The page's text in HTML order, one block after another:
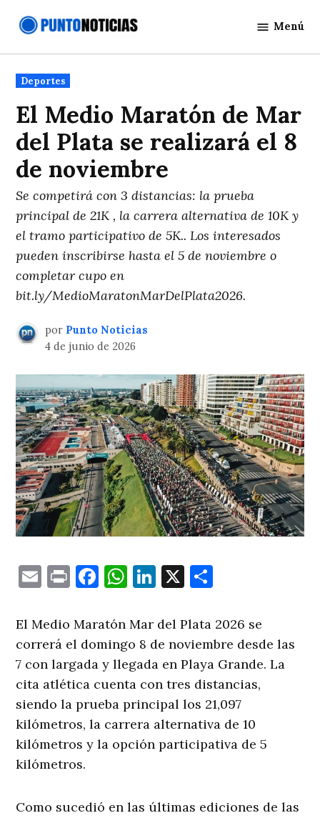
Noticias
Menú
Publicado
en
Deportes
El Medio Maratón de Mar
del Plata se realizará el 8
de noviembre
Se competirá con 3 distancias: la prueba
principal de 21K , la carrera alternativa de 10K y
el tramo participativo de 5K.. Los interesados
pueden inscribirse hasta el 5 de noviembre o
completar cupo en
bit.ly/MedioMaratonMarDelPlata2026.
por Punto Noticias
4 de junio de 2026
EmailPrintFacebook
WhatsApp
LinkedIn
X
El Medio Maratón Mar del Plata 2026 se
correrá el domingo 8 de noviembre desde las
7 con largada y llegada en Playa Grande. La
cita atlética cuenta con tres distancias,
siendo la prueba principal los 21,097
kilómetros, la carrera alternativa de 10
kilómetros y la opción participativa de 5
kilómetros.
Como sucedió en las últimas ediciones de las